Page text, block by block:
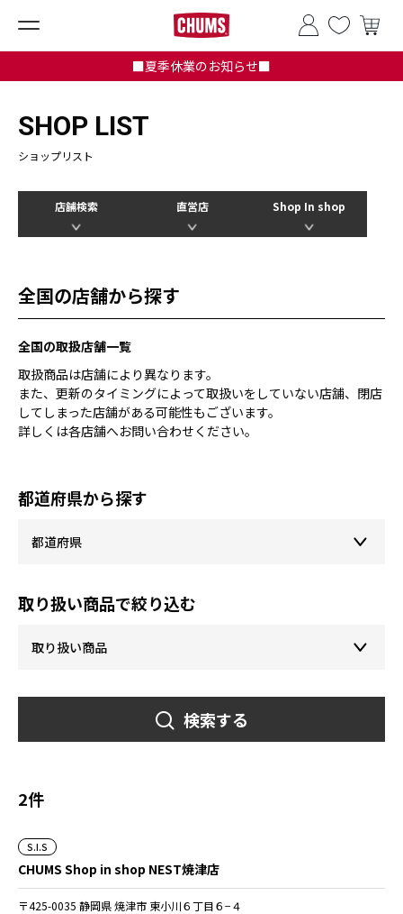
■夏季休業のお知らせ■
SHOP LIST
ショップリスト
店舗検索 直営店 Shop In shop
全国の店舗から探す
全国の取扱店舗一覧
取扱商品は店舗により異なります。
また、更新のタイミングによって取扱いをしていない店舗、閉店
してしまった店舗がある可能性もございます。
詳しくは各店舗へお問い合わせください。
都道府県から探す
取り扱い商品で絞り込む
検索する
2件
S.I.S
CHUMS Shop in shop NEST焼津店
〒425-0035 静岡県 焼津市 東小川６丁目６−４